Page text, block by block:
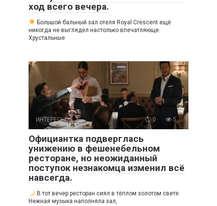
ход всего вечера.
Большой бальный зал отеля Royal Crescent ещё
никогда не выглядел настолько впечатляюще.
Хрустальные
ИНТЕРЕСНОЕ 0 5
Официантка подверглась
унижению в фешенебельном
ресторане, но неожиданный
поступок незнакомца изменил всё
навсегда.
В тот вечер ресторан сиял в тёплом золотом свете.
Нежная музыка наполняла зал,